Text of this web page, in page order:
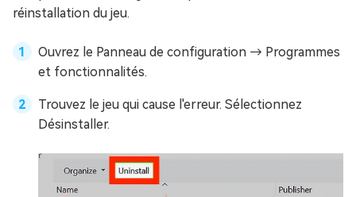
réinstallation du jeu.
Ouvrez le Panneau de configuration → Programmes
et fonctionnalités.
Trouvez le jeu qui cause l'erreur. Sélectionnez
Désinstaller.